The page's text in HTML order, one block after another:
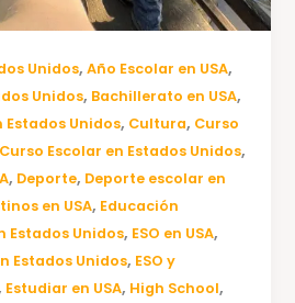
Unidos,Año Escolar en USA,
Unidos, Bachillerato en USA,
Estados Unidos, Cultura, Curso
Curso Escolar en Estados Unidos,
, Deporte, Deporte escolar en
en USA, Educación
Estados Unidos, ESO en USA,
Estados Unidos, ESO y
Estudiar en USA, High School,